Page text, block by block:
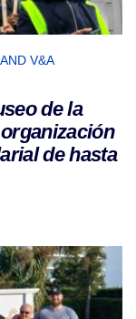
V&A
de la
de hasta